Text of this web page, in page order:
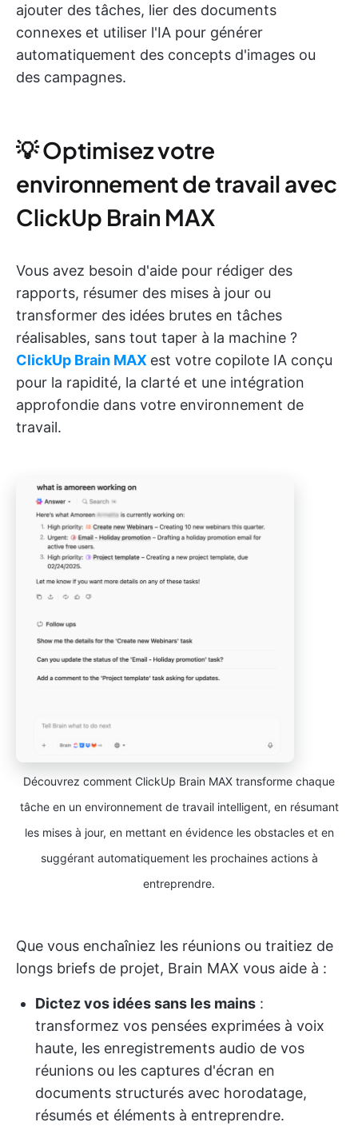
ajouter des tâches, lier des documents
connexes et utiliser l'IA pour générer
automatiquement des concepts d'images ou
des campagnes.
💡 Optimisez votre
environnement de travail avec
ClickUp Brain MAX
Vous avez besoin d'aide pour rédiger des
rapports, résumer des mises à jour ou
transformer des idées brutes en tâches
réalisables, sans tout taper à la machine ?
ClickUp Brain MAX est votre copilote IA conçu
pour la rapidité, la clarté et une intégration
approfondie dans votre environnement de
travail.
Découvrez comment ClickUp Brain MAX transforme chaque
tâche en un environnement de travail intelligent, en résumant
les mises à jour, en mettant en évidence les obstacles et en
suggérant automatiquement les prochaines actions à
entreprendre.
Que vous enchaîniez les réunions ou traitiez de
longs briefs de projet, Brain MAX vous aide à :
Dictez vos idées sans les mains :
transformez vos pensées exprimées à voix
haute, les enregistrements audio de vos
réunions ou les captures d'écran en
documents structurés avec horodatage,
résumés et éléments à entreprendre.